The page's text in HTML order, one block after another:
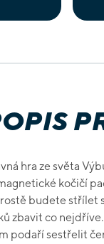
hra ze světa
kočičí
budete střílet
zbavit co
podaří sestřelit